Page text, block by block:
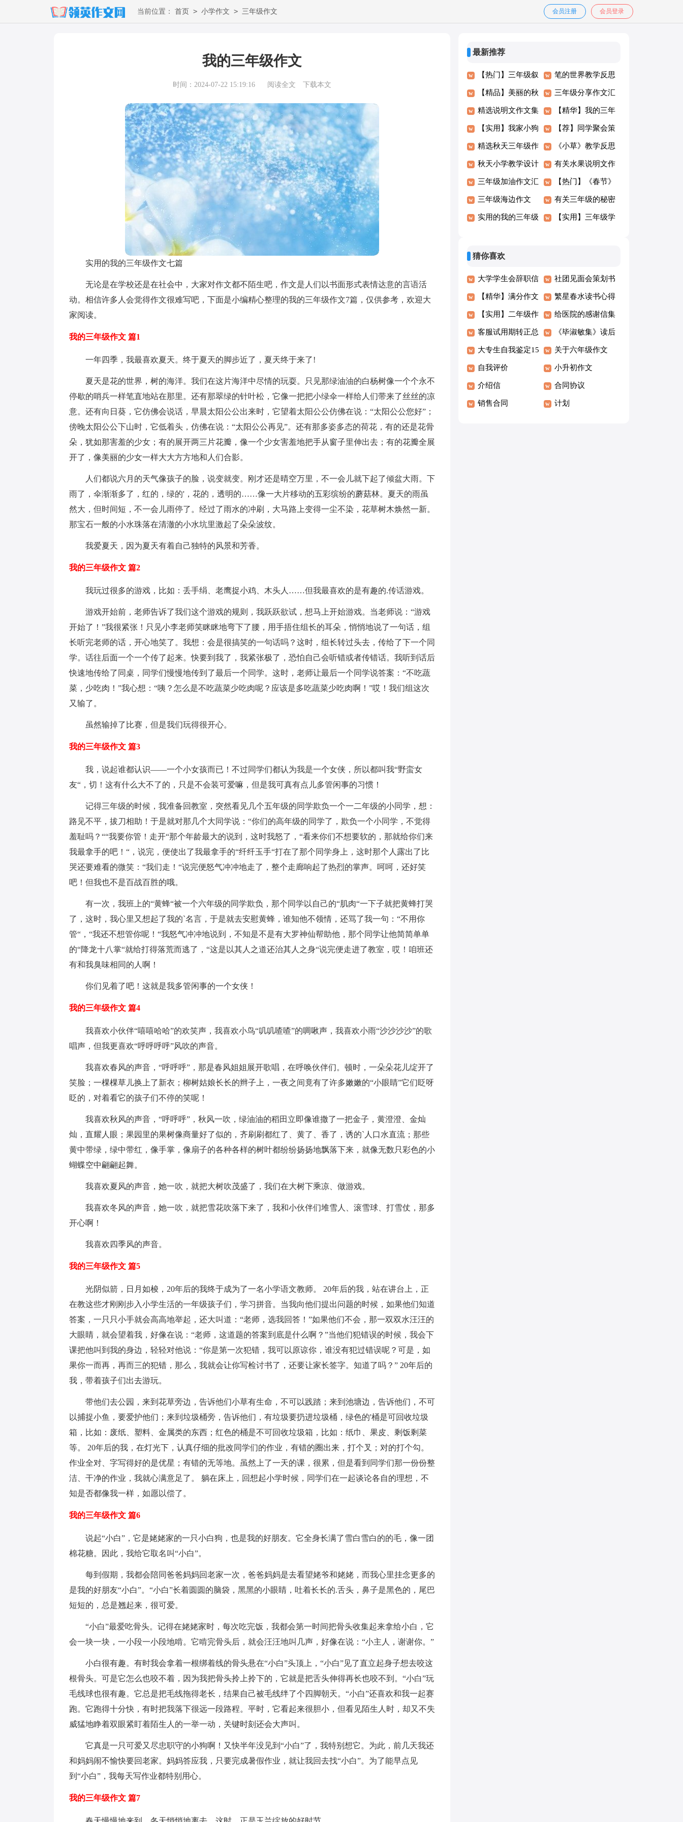
当前位置： 首页 > 小学作文 > 三年级作文 会员登录
会员注册
我的三年级作文
时间：2024-07-22 15:19:16 阅读全文 下载本文
实用的我的三年级作文七篇
无论是在学校还是在社会中，大家对作文都不陌生吧，作文是人们以书面形式表情达意的言语活
动。相信许多人会觉得作文很难写吧，下面是小编精心整理的我的三年级作文7篇，仅供参考，欢迎大
家阅读。
我的三年级作文 篇1
一年四季，我最喜欢夏天。终于夏天的脚步近了，夏天终于来了!
夏天是花的世界，树的海洋。我们在这片海洋中尽情的玩耍。只见那绿油油的白杨树像一个个永不
停歇的哨兵一样笔直地站在那里。还有那翠绿的针叶松，它像一把把小绿伞一样给人们带来了丝丝的凉
意。还有向日葵，它仿佛会说话，早晨太阳公公出来时，它望着太阳公公仿佛在说：“太阳公公您好”；
傍晚太阳公公下山时，它低着头，仿佛在说：“太阳公公再见”。还有那多姿多态的荷花，有的还是花骨
朵，犹如那害羞的少女；有的展开两三片花瓣，像一个少女害羞地把手从窗子里伸出去；有的花瓣全展
开了，像美丽的少女一样大大方方地和人们合影。
人们都说六月的天气像孩子的脸，说变就变。刚才还是晴空万里，不一会儿就下起了倾盆大雨。下
雨了，伞渐渐多了，红的，绿的'，花的，透明的……像一大片移动的五彩缤纷的蘑菇林。夏天的雨虽
然大，但时间短，不一会儿雨停了。经过了雨水的冲刷，大马路上变得一尘不染，花草树木焕然一新。
那宝石一般的小水珠落在清澈的小水坑里激起了朵朵波纹。
我爱夏天，因为夏天有着自己独特的风景和芳香。
我的三年级作文 篇2
我玩过很多的游戏，比如：丢手绢、老鹰捉小鸡、木头人……但我最喜欢的是有趣的.传话游戏。
游戏开始前，老师告诉了我们这个游戏的规则，我跃跃欲试，想马上开始游戏。当老师说：“游戏
开始了！”我很紧张！只见小李老师笑眯眯地弯下了腰，用手捂住组长的耳朵，悄悄地说了一句话，组
长听完老师的话，开心地笑了。我想：会是很搞笑的一句话吗？这时，组长转过头去，传给了下一个同
学。话往后面一个一个传了起来。快要到我了，我紧张极了，恐怕自己会听错或者传错话。我听到话后
快速地传给了同桌，同学们慢慢地传到了最后一个同学。这时，老师让最后一个同学说答案：“不吃蔬
菜，少吃肉！”我心想：“咦？怎么是不吃蔬菜少吃肉呢？应该是多吃蔬菜少吃肉啊！”哎！我们组这次
又输了。
虽然输掉了比赛，但是我们玩得很开心。
我的三年级作文 篇3
我，说起谁都认识——一个小女孩而已！不过同学们都认为我是一个女侠，所以都叫我“野蛮女
友“，切！这有什么大不了的，只是不会装可爱嘛，但是我可真有点儿多管闲事的习惯！
记得三年级的时候，我准备回教室，突然看见几个五年级的同学欺负一个一二年级的小同学，想：
路见不平，拔刀相助！于是就对那几个大同学说：“你们的高年级的同学了，欺负一个小同学，不觉得
羞耻吗？““我要你管！走开“那个年龄最大的说到，这时我怒了，“看来你们不想要软的，那就给你们来
我最拿手的吧！“，说完，便使出了我最拿手的“纤纤玉手“打在了那个同学身上，这时那个人露出了比
哭还要难看的微笑：“我们走！“说完便怒气冲冲地走了，整个走廊响起了热烈的掌声。呵呵，还好笑
吧！但我也不是百战百胜的哦。
有一次，我班上的“黄蜂“被一个六年级的同学欺负，那个同学以自己的“肌肉“一下子就把黄蜂打哭
了，这时，我心里又想起了我的`名言，于是就去安慰黄蜂，谁知他不领情，还骂了我一句：“不用你
管“，“我还不想管你呢！“我怒气冲冲地说到，不知是不是有大罗神仙帮助他，那个同学让他简简单单
的“降龙十八掌“就给打得落荒而逃了，“这是以其人之道还治其人之身“说完便走进了教室，哎！咱班还
有和我臭味相同的人啊！
你们见着了吧！这就是我多管闲事的一个女侠！
我的三年级作文 篇4
我喜欢小伙伴“嘻嘻哈哈”的欢笑声，我喜欢小鸟“叽叽喳喳”的啁啾声，我喜欢小雨“沙沙沙沙”的歌
唱声，但我更喜欢“呼呼呼呼”风吹的声音。
我喜欢春风的声音，“呼呼呼”，那是春风姐姐展开歌唱，在呼唤伙伴们。顿时，一朵朵花儿绽开了
笑脸；一棵棵草儿换上了新衣；柳树姑娘长长的辫子上，一夜之间竟有了许多嫩嫩的“小眼睛”它们眨呀
眨的，对着看它的孩子们不停的笑呢！
我喜欢秋风的声音，“呼呼呼”，秋风一吹，绿油油的稻田立即像谁撒了一把金子，黄澄澄、金灿
灿，直耀人眼；果园里的果树像商量好了似的，齐刷刷都红了、黄了、香了，诱的`人口水直流；那些
黄中带绿，绿中带红，像手掌，像扇子的各种各样的树叶都纷纷扬扬地飘落下来，就像无数只彩色的小
蝴蝶空中翩翩起舞。
我喜欢夏风的声音，她一吹，就把大树吹茂盛了，我们在大树下乘凉、做游戏。
我喜欢冬风的声音，她一吹，就把雪花吹落下来了，我和小伙伴们堆雪人、滚雪球、打雪仗，那多
开心啊！
我喜欢四季风的声音。
我的三年级作文 篇5
光阴似箭，日月如梭，20年后的我终于成为了一名小学语文教师。 20年后的我，站在讲台上，正
在教这些才刚刚步入小学生活的一年级孩子们，学习拼音。当我向他们提出问题的时候，如果他们知道
答案，一只只小手就会高高地举起，还大叫道：“老师，选我回答！”如果他们不会，那一双双水汪汪的
大眼睛，就会望着我，好像在说：“老师，这道题的答案到底是什么啊？”当他们犯错误的时候，我会下
课把他叫到我的身边，轻轻对他说：“你是第一次犯错，我可以原谅你，谁没有犯过错误呢？可是，如
果你一而再，再而三的犯错，那么，我就会让你写检讨书了，还要让家长签字。知道了吗？” 20年后的
我，带着孩子们出去游玩。
带他们去公园，来到花草旁边，告诉他们小草有生命，不可以践踏；来到池塘边，告诉他们，不可
以捕捉小鱼，要爱护他们；来到垃圾桶旁，告诉他们，有垃圾要扔进垃圾桶，绿色的'桶是可回收垃圾
箱，比如：废纸、塑料、金属类的东西；红色的桶是不可回收垃圾箱，比如：纸巾、果皮、剩饭剩菜
等。 20年后的我，在灯光下，认真仔细的批改同学们的作业，有错的圈出来，打个叉；对的打个勾。
作业全对、字写得好的是优星；有错的无等地。虽然上了一天的课，很累，但是看到同学们那一份份整
洁、干净的作业，我就心满意足了。 躺在床上，回想起小学时候，同学们在一起谈论各自的理想，不
知是否都像我一样，如愿以偿了。
我的三年级作文 篇6
说起“小白”，它是姥姥家的一只小白狗，也是我的好朋友。它全身长满了雪白雪白的的毛，像一团
棉花糖。因此，我给它取名叫“小白”。
每到假期，我都会陪同爸爸妈妈回老家一次，爸爸妈妈是去看望姥爷和姥姥，而我心里挂念更多的
是我的好朋友“小白”。“小白”长着圆圆的脑袋，黑黑的小眼睛，吐着长长的.舌头，鼻子是黑色的，尾巴
短短的，总是翘起来，很可爱。
“小白”最爱吃骨头。记得在姥姥家时，每次吃完饭，我都会第一时间把骨头收集起来拿给小白，它
会一块一块，一小段一小段地啃。它啃完骨头后，就会汪汪地叫几声，好像在说：“小主人，谢谢你。”
小白很有趣。有时我会拿着一根绑着线的骨头悬在“小白”头顶上，“小白”见了直立起身子想去咬这
根骨头。可是它怎么也咬不着，因为我把骨头拎上拎下的，它就是把舌头伸得再长也咬不到。“小白”玩
毛线球也很有趣。它总是把毛线拖得老长，结果自己被毛线绊了个四脚朝天。“小白”还喜欢和我一起赛
跑。它跑得十分快，有时把我落下很远一段路程。平时，它看起来很胆小，但看见陌生人时，却又不失
威猛地睁着双眼紧盯着陌生人的一举一动，关键时刻还会大声叫。
它真是一只可爱又尽忠职守的小狗啊！又快半年没见到“小白”了，我特别想它。为此，前几天我还
和妈妈闹不愉快要回老家。妈妈答应我，只要完成暑假作业，就让我回去找“小白”。为了能早点见
到“小白”，我每天写作业都特别用心。
我的三年级作文 篇7
最新推荐
【热门】三年级叙
事作文八篇
笔的世界教学反思
【精品】美丽的秋
天三年级作文汇编
八篇
三年级分享作文汇
总六篇
精选说明文作文集
合7篇
【精华】我的三年
级作文汇编九篇
【实用】我家小狗
三年级作文合集10
篇
【荐】同学聚会策
划方案
精选秋天三年级作
文合集八篇
《小草》教学反思
秋天小学教学设计 有关水果说明文作
文锦集6篇
三年级加油作文汇
编六篇
【热门】《春节》
三年级作文汇编10
篇
三年级海边作文
300字4篇
有关三年级的秘密
作文4篇
实用的我的三年级 【实用】三年级学
猜你喜欢
大学学生会辞职信
15篇
社团见面会策划书
【精华】满分作文
400字锦集7篇
繁星春水读书心得
【实用】二年级作
文300字合集7篇
给医院的感谢信集
合15篇
客服试用期转正总
结
《毕淑敏集》读后
感
大专生自我鉴定15
篇
关于六年级作文
300字集锦8篇
自我评价 小升初作文
介绍信 合同协议
销售合同 计划